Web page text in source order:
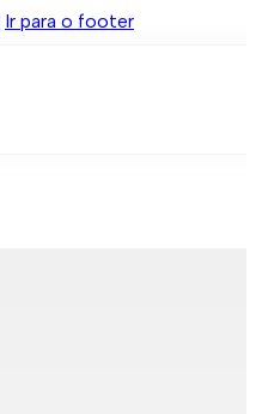
Ir para o footer